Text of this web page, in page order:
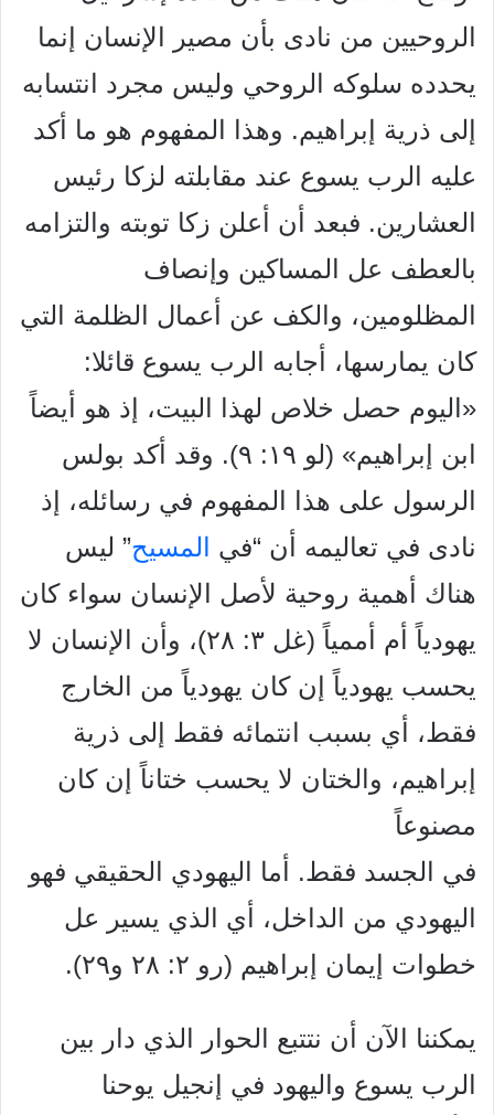
الروحيين من نادى بأن مصير الإنسان إنما
يحدده سلوكه الروحي وليس مجرد انتسابه
إلى ذرية إبراهيم. وهذا المفهوم هو ما أكد
عليه الرب يسوع عند مقابلته لزكا رئيس
العشارين. فبعد أن أعلن زكا توبته والتزامه
بالعطف عل المساكين وإنصاف
المظلومين، والكف عن أعمال
الظلمة التي
كان يمارسها، أجابه الرب يسوع قائلا:
«اليوم حصل خلاص لهذا البيت، إذ هو أيضاً
ابن إبراهيم» (لو ١٩: ٩). وقد أكد بولس
الرسول على هذا المفهوم في رسائله، إذ
نادى في تعاليمه أن “في
المسيح” ليس
هناك أهمية روحية لأصل الإنسان سواء كان
يهودياً أم أممياً (غل ٣: ٢٨)، وأن الإنسان لا
يحسب يهودياً إن كان يهودياً من الخارج
فقط، أي بسبب انتمائه فقط إلى ذرية
إبراهيم، والختان لا يحسب ختاناً إن كان
مصنوعاً
في الجسد فقط. أما اليهودي الحقيقي فهو
اليهودي من الداخل، أي الذي يسير عل
خطوات إيمان إبراهيم (رو ٢: ٢٨ و٢٩).
يمكننا الآن أن نتتبع الحوار الذي دار بين
الرب يسوع واليهود في إنجيل يوحنا